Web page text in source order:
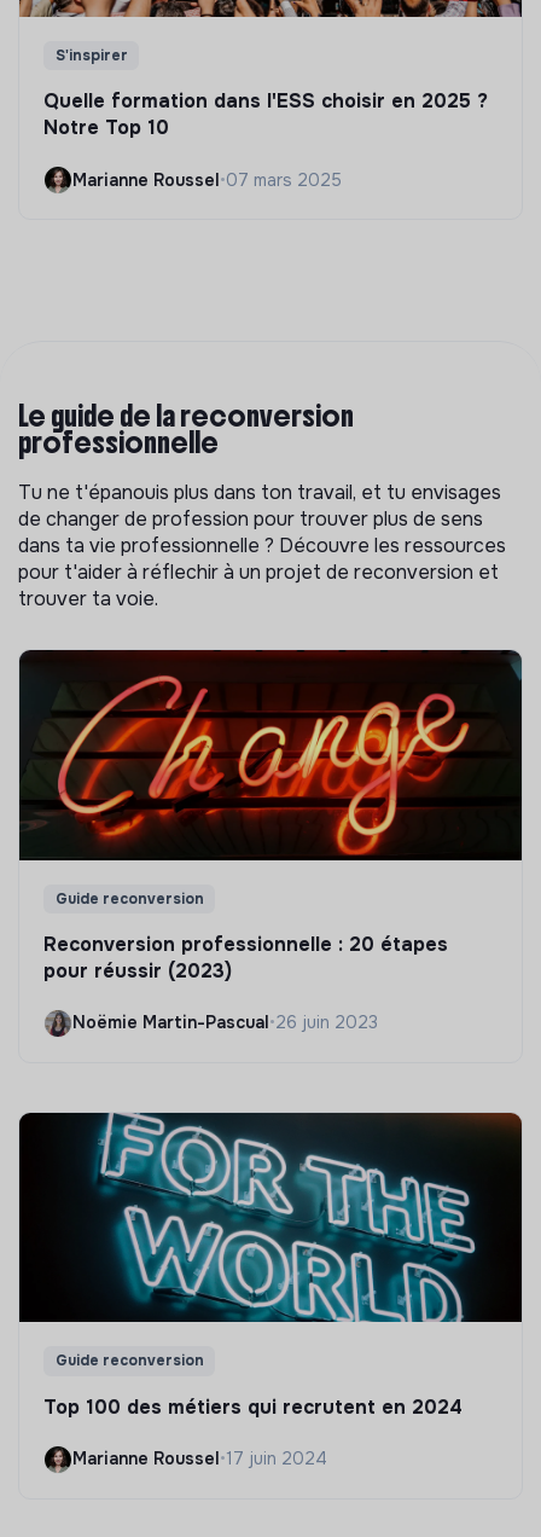
S'inspirer
Quelle formation dans l'ESS choisir en 2025 ?
Notre Top 10
Marianne Roussel•07 mars 2025
Le guide de la reconversion
professionnelle
Tu ne t'épanouis plus dans ton travail, et tu envisages
de changer de profession pour trouver plus de sens
dans ta vie professionnelle ? Découvre les ressources
pour t'aider à réflechir à un projet de reconversion et
trouver ta voie.
Guide reconversion
Reconversion professionnelle : 20 étapes
pour réussir (2023)
Noëmie Martin-Pascual •26 juin 2023
Guide reconversion
Top 100 des métiers qui recrutent en 2024
Marianne Roussel•17 juin 2024